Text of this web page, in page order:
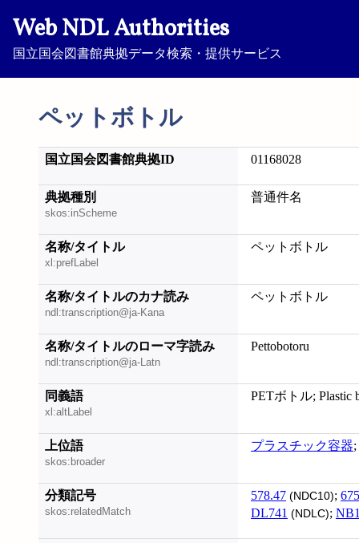
Web NDL Authorities
国立国会図書館典拠データ検索・提供サービス
ペットボトル
国立国会図書館典拠ID 01168028
典拠種別
skos:inScheme
普通件名
名称/タイトル
xl:prefLabel
ペットボトル
名称/タイトルのカナ読み
ndl:transcription@ja-Kana
ペットボトル
名称/タイトルのローマ字読み
ndl:transcription@ja-Latn
Pettobotoru
同義語
xl:altLabel
PETボトル; Plastic
上位語
skos:broader
プラスチック容器;
分類記号
skos:relatedMatch
578.47 (NDC10);
DL741 (NDLC);